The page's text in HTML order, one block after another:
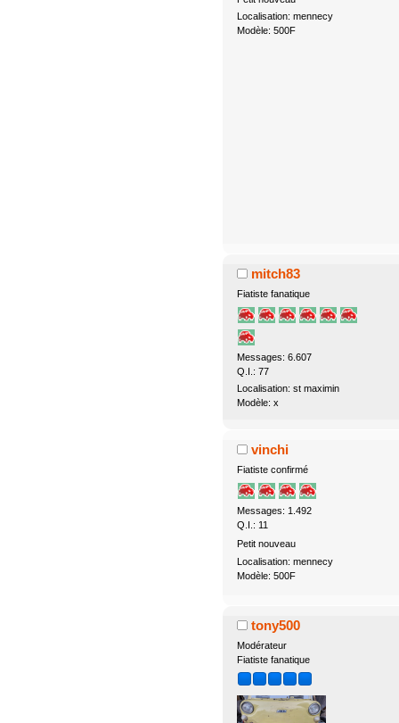
Localisation: mennecy
Modèle: 500F
mitch83
Fiatiste fanatique
Messages: 6.607
Q.I.: 77
Localisation: st maximin
Modèle: x
vinchi
Fiatiste confirmé
Messages: 1.492
Q.I.: 11
Petit nouveau
Localisation: mennecy
Modèle: 500F
tony500
Modérateur
Fiatiste fanatique